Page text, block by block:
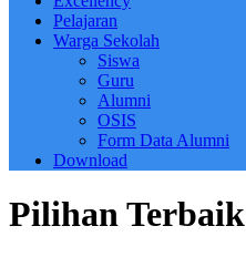
Pelajaran
Warga Sekolah
Siswa
Guru
Alumni
OSIS
Form Data Alumni
Download
Pilihan Terbaik